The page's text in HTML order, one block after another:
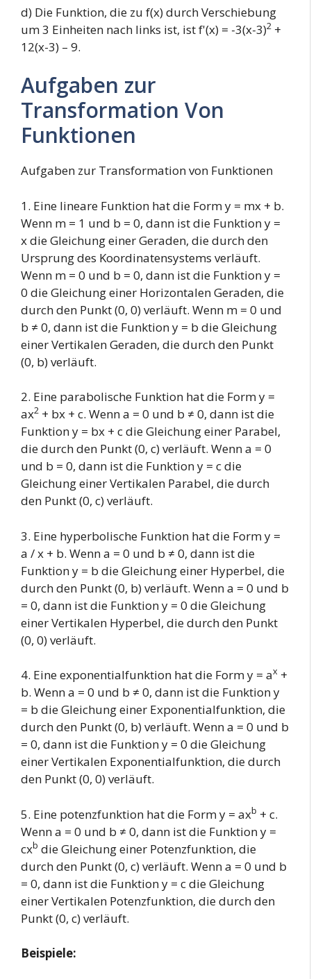
d) Die Funktion, die zu f(x) durch Verschiebung
um 3 Einheiten nach links ist, ist f'(x) = -3(x-3)2 +
12(x-3) – 9.
Aufgaben zur
Transformation Von
Funktionen
Aufgaben zur Transformation von Funktionen
1. Eine lineare Funktion hat die Form y = mx + b.
Wenn m = 1 und b = 0, dann ist die Funktion y =
x die Gleichung einer Geraden, die durch den
Ursprung des Koordinatensystems verläuft.
Wenn m = 0 und b = 0, dann ist die Funktion y =
0 die Gleichung einer Horizontalen Geraden, die
durch den Punkt (0, 0) verläuft. Wenn m = 0 und
b ≠ 0, dann ist die Funktion y = b die Gleichung
einer Vertikalen Geraden, die durch den Punkt
(0, b) verläuft.
2. Eine parabolische Funktion hat die Form y =
ax2 + bx + c. Wenn a = 0 und b ≠ 0, dann ist die
Funktion y = bx + c die Gleichung einer Parabel,
die durch den Punkt (0, c) verläuft. Wenn a = 0
und b = 0, dann ist die Funktion y = c die
Gleichung einer Vertikalen Parabel, die durch
den Punkt (0, c) verläuft.
3. Eine hyperbolische Funktion hat die Form y =
a / x + b. Wenn a = 0 und b ≠ 0, dann ist die
Funktion y = b die Gleichung einer Hyperbel, die
durch den Punkt (0, b) verläuft. Wenn a = 0 und b
= 0, dann ist die Funktion y = 0 die Gleichung
einer Vertikalen Hyperbel, die durch den Punkt
(0, 0) verläuft.
4. Eine exponentialfunktion hat die Form y = ax +
b. Wenn a = 0 und b ≠ 0, dann ist die Funktion y
= b die Gleichung einer Exponentialfunktion, die
durch den Punkt (0, b) verläuft. Wenn a = 0 und b
= 0, dann ist die Funktion y = 0 die Gleichung
einer Vertikalen Exponentialfunktion, die durch
den Punkt (0, 0) verläuft.
5. Eine potenzfunktion hat die Form y = axb + c.
Wenn a = 0 und b ≠ 0, dann ist die Funktion y =
cxb die Gleichung einer Potenzfunktion, die
durch den Punkt (0, c) verläuft. Wenn a = 0 und b
= 0, dann ist die Funktion y = c die Gleichung
einer Vertikalen Potenzfunktion, die durch den
Punkt (0, c) verläuft.
Beispiele: